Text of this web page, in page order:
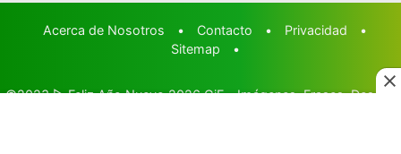
Acerca de Nosotros • Contacto • Privacidad
•
Sitemap
•
©2023▷ Feliz Año Nuevo 2026 GiF - Imágenes, Frases, Deseos